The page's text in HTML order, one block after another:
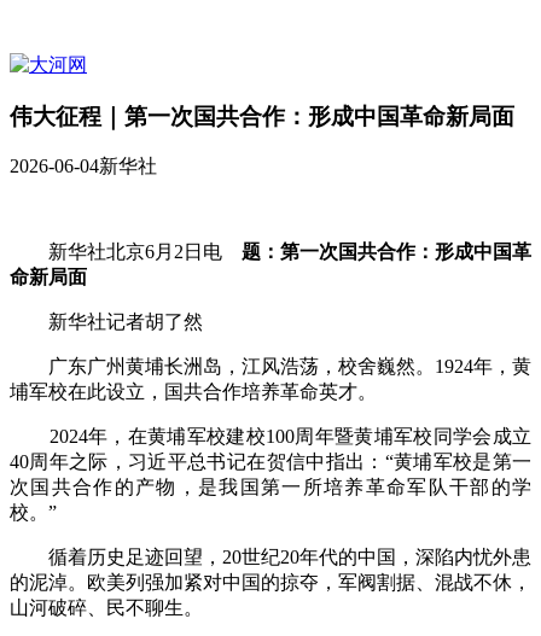
伟大征程｜第一次国共合作：形成中国革命新局面
2026-06-04新华社
新华社北京6月2日电 题：第一次国共合作：形成中国革
命新局面
新华社记者胡了然
广东广州黄埔长洲岛，江风浩荡，校舍巍然。1924年，黄
埔军校在此设立，国共合作培养革命英才。
2024年，在黄埔军校建校100周年暨黄埔军校同学会成立
40周年之际，习近平总书记在贺信中指出：“黄埔军校是第一
次国共合作的产物，是我国第一所培养革命军队干部的学
校。”
循着历史足迹回望，20世纪20年代的中国，深陷内忧外患
的泥淖。欧美列强加紧对中国的掠夺，军阀割据、混战不休，
山河破碎、民不聊生。